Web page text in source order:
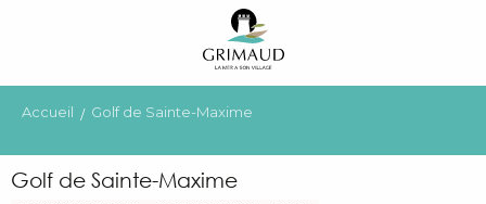
principal
Accueil Golf de Sainte-Maxime
Golf de Sainte-Maxime